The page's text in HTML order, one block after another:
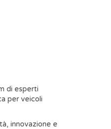
di esperti
per veicoli
innovazione e